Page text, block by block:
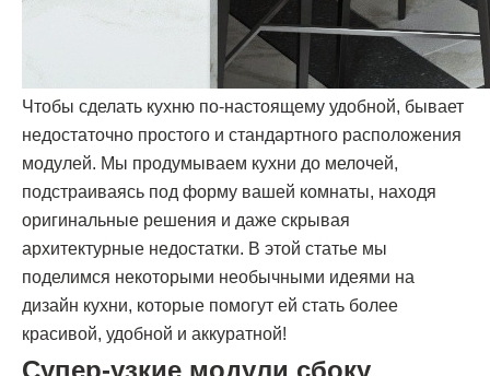
Чтобы сделать кухню по-настоящему удобной, бывает
недостаточно простого и стандартного расположения
модулей. Мы продумываем кухни до мелочей,
подстраиваясь под форму вашей комнаты, находя
оригинальные решения и даже скрывая
архитектурные недостатки. В этой статье мы
поделимся некоторыми необычными идеями на
дизайн кухни, которые помогут ей стать более
красивой, удобной и аккуратной!
Супер-узкие модули сбоку